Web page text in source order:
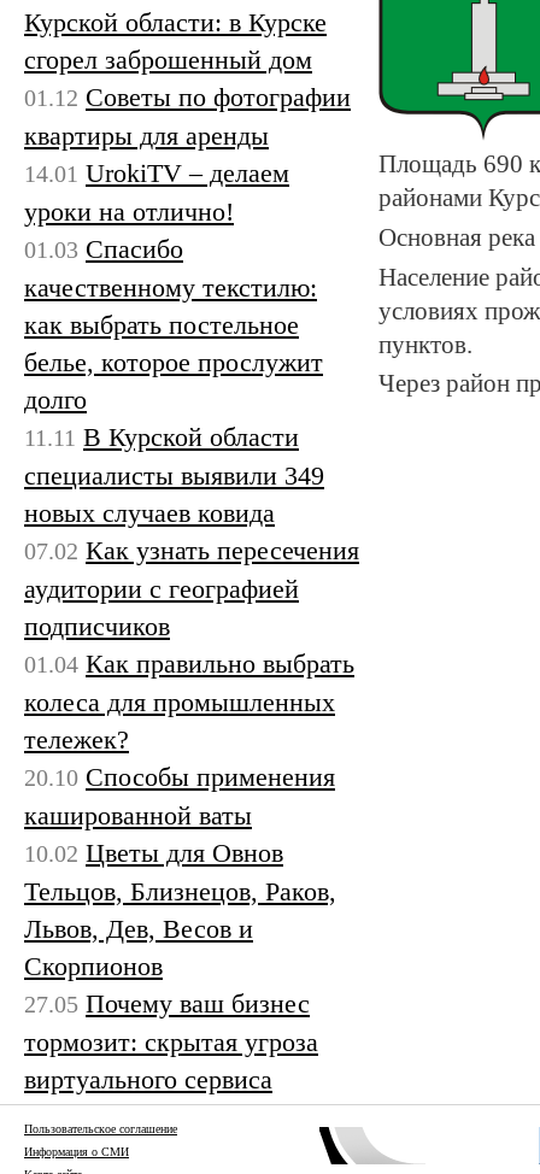
Площадь 690
районами
Основная
Население
условиях
пунктов.
Через район
Курской области: в Курске
сгорел заброшенный дом
01.12 Советы по фотографии
квартиры для аренды
14.01 UrokiTV – делаем
уроки на отлично!
01.03 Спасибо
качественному текстилю:
как выбрать постельное
белье, которое прослужит
долго
11.11 В Курской области
специалисты выявили 349
новых случаев ковида
07.02 Как узнать пересечения
аудитории с географией
подписчиков
01.04 Как правильно выбрать
колеса для промышленных
тележек?
20.10 Способы применения
кашированной ваты
10.02 Цветы для Овнов
Тельцов, Близнецов, Раков,
Львов, Дев, Весов и
Скорпионов
27.05 Почему ваш бизнес
тормозит: скрытая угроза
виртуального сервиса
Пользовательское соглашение
Информация о СМИ